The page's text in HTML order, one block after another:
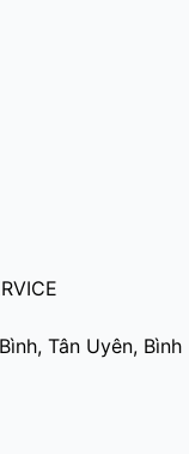
Tân Uyên, Bình